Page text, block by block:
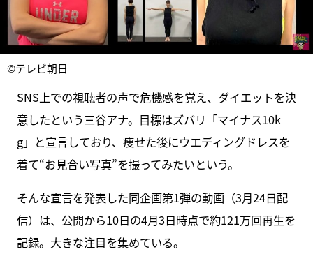
©テレビ朝日
SNS上での視聴者の声で危機感を覚え、ダイエットを決
意したという三谷アナ。目標はズバリ「マイナス10k
g」と宣言しており、痩せた後にウエディングドレスを
着て“お見合い写真”を撮ってみたいという。
そんな宣言を発表した同企画第1弾の動画（3月24日配
信）は、公開から10日の4月3日時点で約121万回再生を
記録。大きな注目を集めている。